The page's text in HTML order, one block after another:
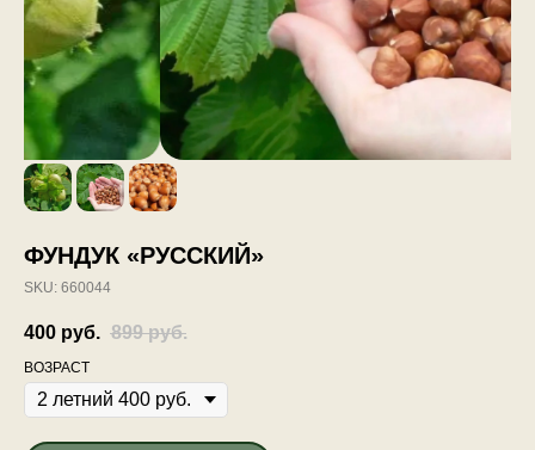
ФУНДУК «РУССКИЙ»
SKU: 660044
400 руб. 899 руб.
ВОЗРАСТ